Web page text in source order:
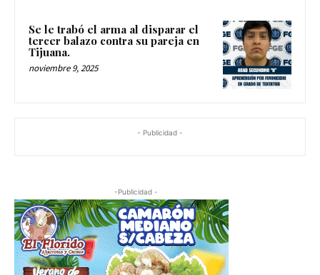
Se le trabó el arma al disparar el
tercer balazo contra su pareja en
Tijuana.
noviembre 9, 2025
- Publicidad -
-Publicidad -